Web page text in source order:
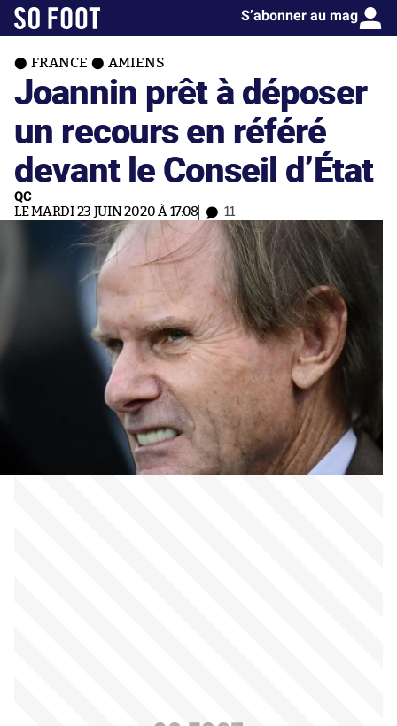
S’abonner au mag
FRANCE AMIENS
Joannin prêt à déposer
un recours en référé
devant le Conseil d’État
QC
LE MARDI 23 JUIN 2020 À 17:08 11